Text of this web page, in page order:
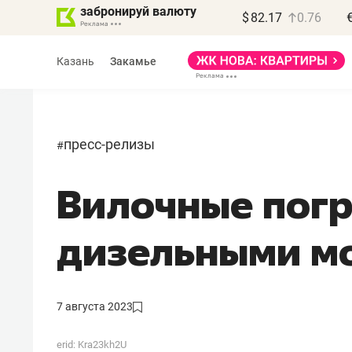
забронируй валюту $ 82.17 0.76
Казань Закамье
#пресс-релизы
Вилочные
дизельными
7 августа 2023
erid: Kra23kh2U
Василь Мазитов
МАРТ
«Не зная местных